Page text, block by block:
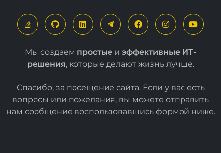
Мы создаем простые и эффективные ИТ-
решения, которые делают жизнь лучше.
Спасибо, за посещение сайта. Если у вас есть
вопросы или пожелания, вы можете отправить
нам сообщение воспользовавшись формой ниже.